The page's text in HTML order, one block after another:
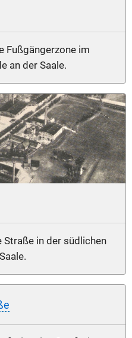
Fußgängerzone im
an der Saale.
Straße in der südlichen